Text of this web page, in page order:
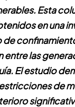
Esta
en una
de
entre las
El estudio
de